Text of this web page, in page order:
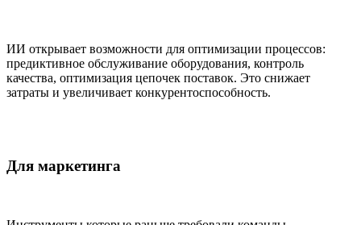
ИИ открывает возможности для оптимизации процессов:
предиктивное обслуживание оборудования, контроль
качества, оптимизация цепочек поставок. Это снижает
затраты и увеличивает конкурентоспособность.
Для маркетинга